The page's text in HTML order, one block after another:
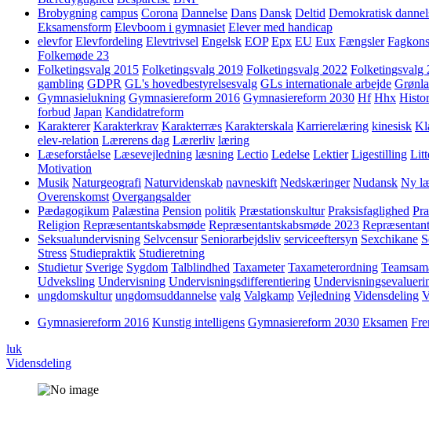
Brobygning campus Corona Dannelse Dans Dansk Deltid Demokratisk
Eksamensform Elevboom i gymnasiet Elever med handicap
elevfor Elevfordeling Elevtrivsel Engelsk EOP Epx EU Eux Fængsler
Folkemøde 23
Folketingsvalg 2015 Folketingsvalg 2019 Folketingsvalg 2022 Folketingsvalg
gambling GDPR GL's hovedbestyrelsesvalg GLs internationale arbejde
Gymnasielukning Gymnasiereform 2016 Gymnasiereform 2030 Hf Hhx
forbud Japan Kandidatreform
Karakterer Karakterkrav Karakterræs Karakterskala Karrierelæring kinesisk
elev-relation Lærerens dag Lærerliv læring
Læseforståelse Læsevejledning læsning Lectio Ledelse Lektier Ligestilling
Motivation
Musik Naturgeografi Naturvidenskab navneskift Nedskæringer Nudansk Ny
Overenskomst Overgangsalder
Pædagogikum Palæstina Pension politik Præstationskultur Praksisfaglighed
Religion Repræsentantskabsmøde Repræsentantskabsmøde 2023
Seksualundervisning Selvcensur Seniorarbejdsliv serviceeftersyn Sexchikane
Stress Studiepraktik Studieretning
Studietur Sverige Sygdom Talblindhed Taxameter Taxameterordning
Udveksling Undervisning Undervisningsdifferentiering
ungdomskultur ungdomsuddannelse valg Valgkamp Vejledning Vidensdeling
Gymnasiereform 2016 Kunstig intelligens Gymnasiereform 2030 Eksamen
luk
Vidensdeling